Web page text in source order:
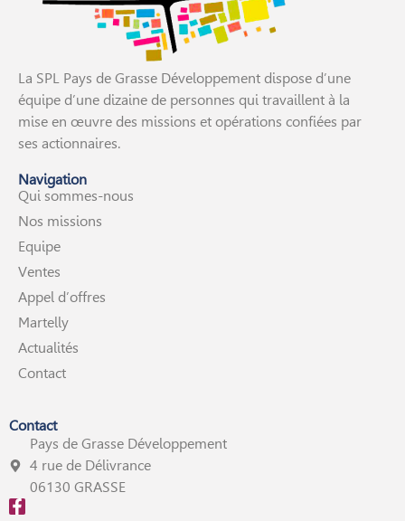
La SPL Pays de Grasse Développement dispose d’une
équipe d’une dizaine de personnes qui travaillent à la
mise en œuvre des missions et opérations confiées par
ses actionnaires.
Navigation
Qui sommes-nous
Nos missions
Equipe
Ventes
Appel d’offres
Martelly
Actualités
Contact
Contact
Pays de Grasse Développement
4 rue de Délivrance
06130 GRASSE